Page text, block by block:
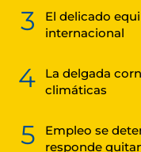
3
El delicado
internacional
4
La delgada
climáticas
5
Empleo se
responde